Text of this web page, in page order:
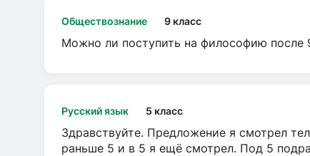
Обществознание 9 класс
Можно ли поступить на философию после
Русский язык 5 класс
Здравствуйте. Предложение я смотрел
раньше 5 и в 5 я ещё смотрел. Под 5